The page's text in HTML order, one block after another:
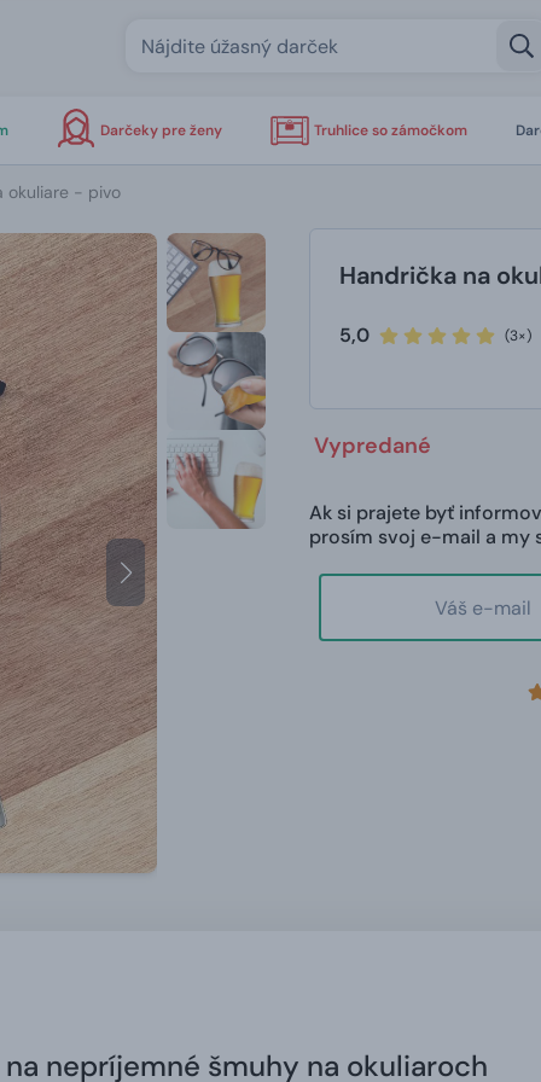
Darčeky pre ženy Truhlice so zámočkom
okuliare - pivo
Handrička na
5,0 (3×)
Vypredané
Ak si prajete byť
prosím svoj e-mail a my
nepríjemné šmuhy na okuliaroch